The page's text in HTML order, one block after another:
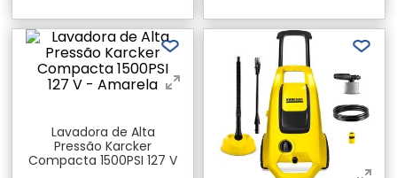
Lavadora de Alta
Pressão Karcker
Compacta 1500PSI 127 V